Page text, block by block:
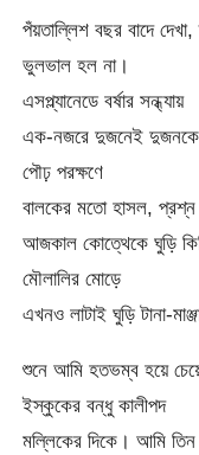
পঁয়তাল্লিশ বছর বাদে
ভুলভাল হল না।
এসপ্ল্যানেডে বর্ষার সন্ধ্যায়
এক-নজরে দুজনেই
পৌঢ় পরক্ষণে
বালকের মতো হাসল,
আজকাল কোত্থেকে ঘুড়ি
মৌলালির মোড়ে
এখনও লাটাই ঘুড়ি টানা-
শুনে আমি হতভম্ব হয়ে
ইস্কুকের বন্ধু কালীপদ
মল্লিকের দিকে। আমি তিন